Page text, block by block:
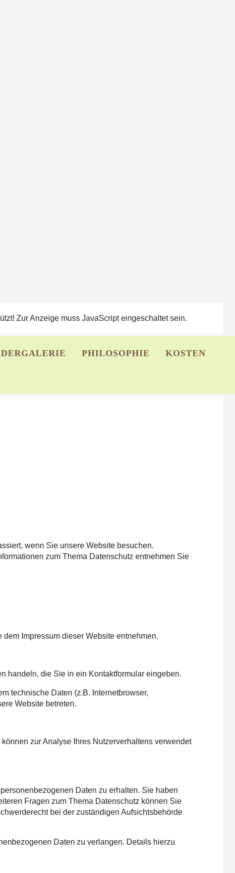
Zur Anzeige muss JavaScript eingeschaltet sein.
PHILOSOPHIE KOSTEN
wenn Sie unsere Website besuchen.
zum Thema Datenschutz entnehmen Sie
Impressum dieser Website entnehmen.
handeln, die Sie in ein Kontaktformular eingeben.
technische Daten (z.B. Internetbrowser,
Website betreten.
zur Analyse Ihres Nutzerverhaltens verwendet
Daten zu erhalten. Sie haben
Fragen zum Thema Datenschutz können Sie
bei der zuständigen Aufsichtsbehörde
Daten zu verlangen. Details hierzu